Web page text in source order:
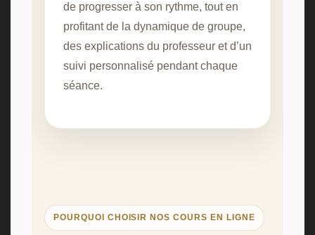
de progresser à son rythme, tout en
profitant de la dynamique de groupe,
des explications du professeur et d’un
suivi personnalisé pendant chaque
séance.
POURQUOI CHOISIR NOS COURS EN LIGNE